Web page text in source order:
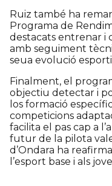
Ruiz també ha
Programa de
destacats entrenar
amb seguiment
seua evolució
Finalment, el
objectiu detectar i
los formació
competicions
facilita el pas cap a
futur de la pilota
d’Ondara ha
l’esport base i als